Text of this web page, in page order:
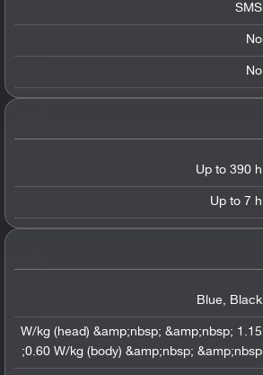
SMS
No
No
Up to 390 h
Up to 7 h
Blue, Black
1.15 W/kg (head) &amp;nbsp; &amp;nbsp;
0.60 W/kg (body) &amp;nbsp; &amp;nbsp;